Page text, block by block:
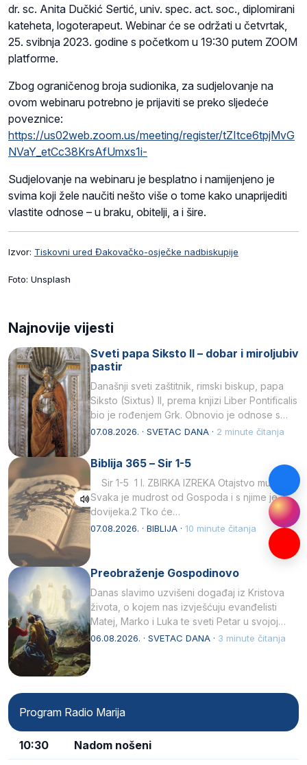
dr. sc. Anita Dučkić Sertić, univ. spec. act. soc., diplomirani
kateheta, logoterapeut. Webinar će se održati u četvrtak,
25. svibnja 2023. godine s početkom u 19:30 putem ZOOM
platforme.
Zbog ograničenog broja sudionika, za sudjelovanje na
ovom webinaru potrebno je prijaviti se preko sljedeće
poveznice:
https://us02web.zoom.us/meeting/register/tZItce6tpjMvG
NVaY_etCc38KrsAfUmxs1i-
Sudjelovanje na webinaru je besplatno i namijenjeno je
svima koji žele naučiti nešto više o tome kako unaprijediti
vlastite odnose – u braku, obitelji, a i šire.
Izvor: Tiskovni ured Đakovačko-osječke nadbiskupije
Foto: Unsplash
Najnovije vijesti
Sveti papa Siksto II – dobar i miroljubiv
pastir
Današnji sveti zaštitnik, rimski biskup, papa
Siksto (Sixtus) II, prema knjizi Liber Pontificalis
bio je rođenjem Grk. Obnovio je odnose s
afričkim…
07.08.2026. · SVETAC DANA · 2 minute čitanja
Biblija 365 – Sir 1-5
Sir 1-5 1 I. ZBIRKA IZREKA Otajstvo mudrosti
Svaka je mudrost od Gospoda i s njime je
dovijeka.2 Tko će…
07.08.2026. · BIBLIJA · 10 minute čitanja
Preobraženje Gospodinovo
Danas slavimo uzvišeni događaj iz Kristova
života, o kojem nas izvješćuju evanđelisti
Matej, Marko i Luka te sveti Petar u svojoj
drugoj…
06.08.2026. · SVETAC DANA · 3 minute čitanja
Program Radio Marija
10:30 Nadom nošeni